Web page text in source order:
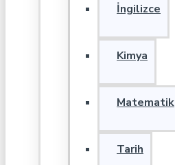
İngilizce
Kimya
Matematik
Tarih